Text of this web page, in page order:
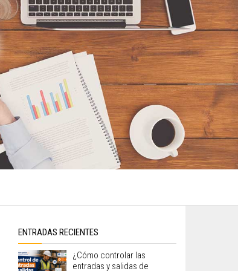
ENTRADAS RECIENTES
¿Cómo controlar las
entradas y salidas de